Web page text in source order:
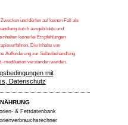
und dürfen auf keinen Fall als
durch ausgebildete und
keinerlei Empfehlungen
Die Inhalte von
Aufforderung zur Selbstbehandlung
-medikation verstanden werden.
mit
Datenschutz
& Fettdatenbank